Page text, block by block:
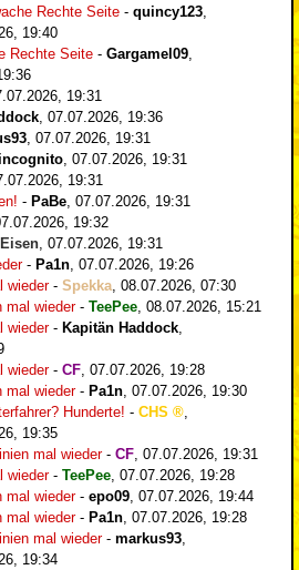
Rechte Seite - quincy123
19:40
Rechte Seite - Gargamel09
19:31
07.07.2026, 19:36
07.07.2026, 19:31
07.07.2026, 19:31
19:31
- PaBe 07.07.2026, 19:31
19:32
Eisen 07.07.2026, 19:31
- Pa1n 07.07.2026, 19:26
wieder- Spekka 08.07.2026, 07:30
mal wieder- TeePee 08.07.2026, 15:21
wieder- Kapitän Haddock
wieder- CF 07.07.2026, 19:28
mal wieder- Pa1n 07.07.2026, 19:30
Hunderte! - CHS
19:35
mal wieder- CF 07.07.2026, 19:31
wieder- TeePee 07.07.2026, 19:28
mal wieder- epo09 07.07.2026, 19:44
mal wieder- Pa1n 07.07.2026, 19:28
mal wieder- markus93
19:34